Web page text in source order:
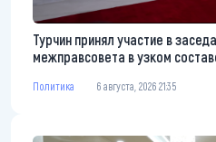
Турчин принял участие в
межправсовета в узком
Политика 6 августа, 2026 21:35